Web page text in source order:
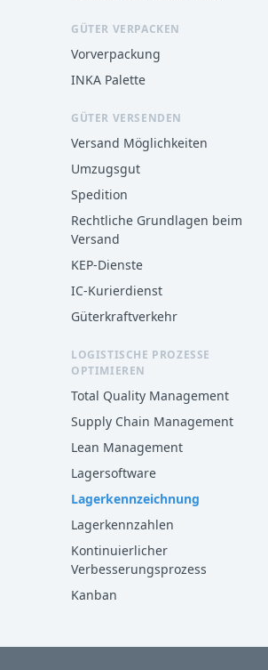
GÜTER VERPACKEN
Vorverpackung
INKA Palette
GÜTER VERSENDEN
Versand Möglichkeiten
Umzugsgut
Spedition
Rechtliche Grundlagen beim
Versand
KEP-Dienste
IC-Kurierdienst
Güterkraftverkehr
LOGISTISCHE PROZESSE
OPTIMIEREN
Total Quality Management
Supply Chain Management
Lean Management
Lagersoftware
Lagerkennzeichnung
Lagerkennzahlen
Kontinuierlicher
Verbesserungsprozess
Kanban